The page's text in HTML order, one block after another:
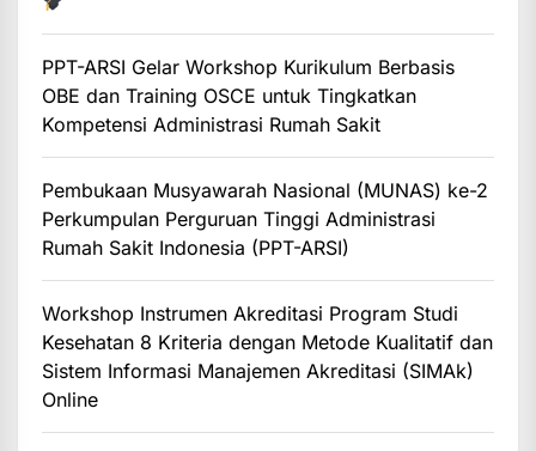
PPT-ARSI Gelar Workshop Kurikulum Berbasis
OBE dan Training OSCE untuk Tingkatkan
Kompetensi Administrasi Rumah Sakit
Pembukaan Musyawarah Nasional (MUNAS) ke-2
Perkumpulan Perguruan Tinggi Administrasi
Rumah Sakit Indonesia (PPT-ARSI)
Workshop Instrumen Akreditasi Program Studi
Kesehatan 8 Kriteria dengan Metode Kualitatif dan
Sistem Informasi Manajemen Akreditasi (SIMAk)
Online